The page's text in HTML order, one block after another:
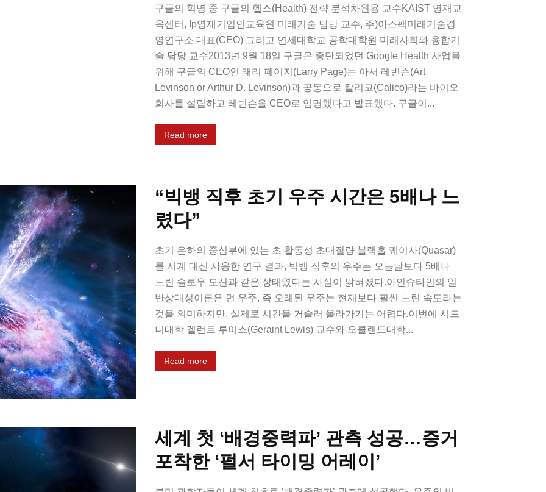
구글의 혁명 중 구글의 헬스(Health) 전략 분석차원용 교수KAIST 영재교
육센터, Ip영재기업인교육원 미래기술 담당 교수, 주)아스팩미래기술경
영연구소 대표(CEO) 그리고 연세대학교 공학대학원 미래사회와 융합기
술 담당 교수2013년 9월 18일 구글은 중단되었던 Google Health 사업을
위해 구글의 CEO인 래리 페이지(Larry Page)는 아서 레빈슨(Art
Levinson or Arthur D. Levinson)과 공동으로 칼리코(Calico)라는 바이오
회사를 설립하고 레빈슨을 CEO로 임명했다고 발표했다. 구글이...
Read more
“빅뱅 직후 초기 우주 시간은 5배나 느
렸다”
초기 은하의 중심부에 있는 초 활동성 초대질량 블랙홀 퀘이사(Quasar)
를 시계 대신 사용한 연구 결과, 빅뱅 직후의 우주는 오늘날보다 5배나
느린 슬로우 모션과 같은 상태였다는 사실이 밝혀졌다.아인슈타인의 일
반상대성이론은 먼 우주, 즉 오래된 우주는 현재보다 훨씬 느린 속도라는
것을 의미하지만, 실제로 시간을 거슬러 올라가기는 어렵다.이번에 시드
니대학 겔런트 루이스(Geraint Lewis) 교수와 오클랜드대학...
Read more
세계 첫 ‘배경중력파’ 관측 성공…증거
포착한 ‘펄서 타이밍 어레이’